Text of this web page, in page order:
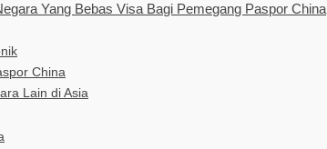
Yang Bebas Visa Bagi Pemegang Paspor China
China
Lain di Asia